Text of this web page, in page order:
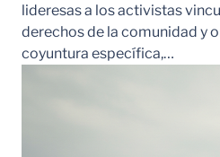
lideresas a los activistas
derechos de la comunidad y
coyuntura específica,…